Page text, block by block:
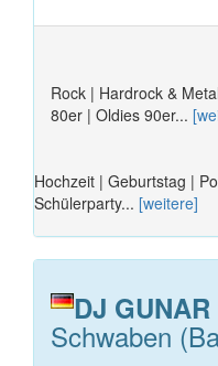
Rock | Hardrock &
80er | Oldies 90er...
Hochzeit | Geburtstag |
Schülerparty... [weitere]
DJ GUNAR
Schwaben